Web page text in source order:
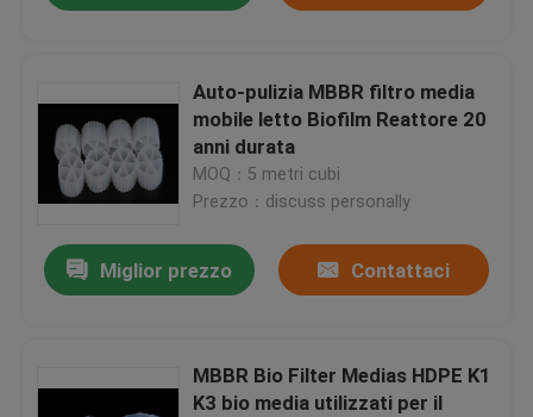
Auto-pulizia MBBR filtro media
mobile letto Biofilm Reattore 20
anni durata
MOQ：5 metri cubi
Prezzo：discuss personally
Miglior prezzo Contattaci
MBBR Bio Filter Medias HDPE K1
K3 bio media utilizzati per il